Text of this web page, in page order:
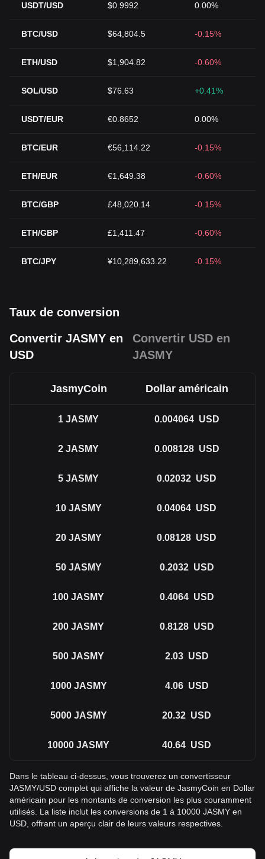
USDT/USD $0.9992 0.00%
BTC/USD $64,804.5 -0.15%
ETH/USD $1,904.82 -0.60%
SOL/USD $76.63 +0.41%
USDT/EUR €0.8652 0.00%
BTC/EUR €56,114.22 -0.15%
ETH/EUR €1,649.38 -0.60%
BTC/GBP £48,020.14 -0.15%
ETH/GBP £1,411.47 -0.60%
BTC/JPY ¥10,289,633.22 -0.15%
Taux de conversion
Convertir JASMY en
USD
Convertir USD en
JASMY
JasmyCoin Dollar américain
1 JASMY 0.004064 USD
2 JASMY 0.008128 USD
5 JASMY 0.02032 USD
10 JASMY 0.04064 USD
20 JASMY 0.08128 USD
50 JASMY 0.2032 USD
100 JASMY 0.4064 USD
200 JASMY 0.8128 USD
500 JASMY 2.03 USD
1000 JASMY 4.06 USD
5000 JASMY 20.32 USD
10000 JASMY 40.64 USD
Dans le tableau ci-dessus, vous trouverez un convertisseur
JASMY/USD complet qui affiche la valeur de JasmyCoin en Dollar
américain pour les montants de conversion les plus couramment
utilisés. La liste inclut les conversions de 1 à 10000 JASMY en
USD, offrant un aperçu clair de leurs valeurs respectives.